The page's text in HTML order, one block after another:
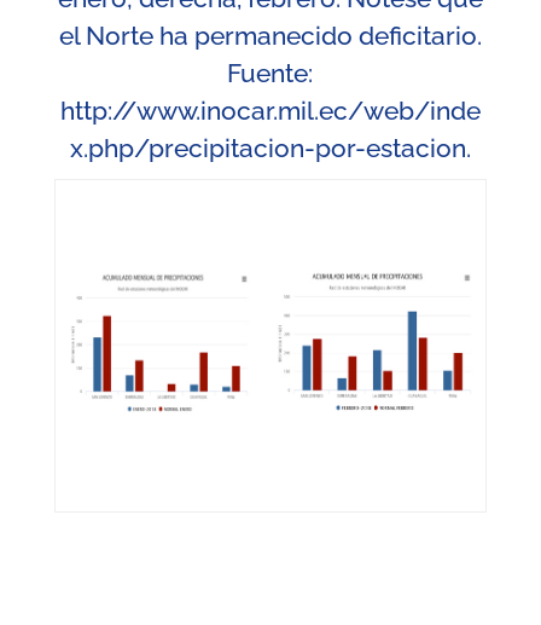
el Norte ha permanecido deficitario.
Fuente:
http://www.inocar.mil.ec/web/inde
x.php/precipitacion-por-estacion.